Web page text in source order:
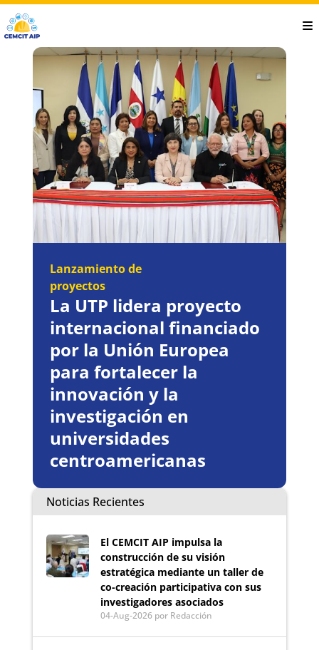
Saltar
al
contenido
principal
Lanzamiento de
proyectos
La UTP lidera proyecto
internacional financiado
por la Unión Europea
para fortalecer la
innovación y la
investigación en
universidades
centroamericanas
Noticias Recientes
El CEMCIT AIP impulsa la
construcción de su visión
estratégica mediante un taller de
co-creación participativa con sus
investigadores asociados
04-Aug-2026por Redacción